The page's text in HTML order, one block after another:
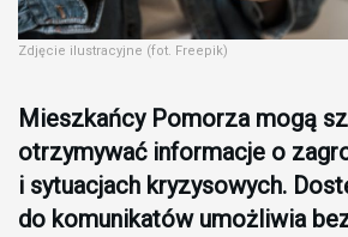
Zdjęcie ilustracyjne (fot. Freepik)
Mieszkańcy Pomorza mogą
otrzymywać informacje o
i sytuacjach kryzysowych.
do komunikatów umożliwia